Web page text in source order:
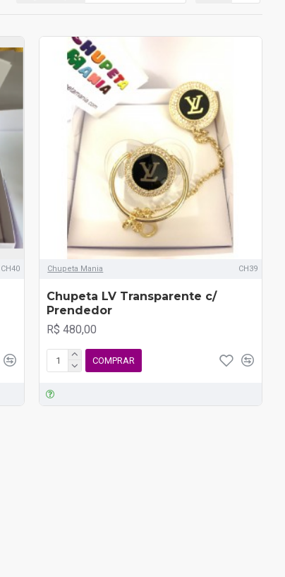
CH40 Chupeta Mania CH39
Chupeta LV Transparente c/
Prendedor
R$ 480,00
COMPRAR